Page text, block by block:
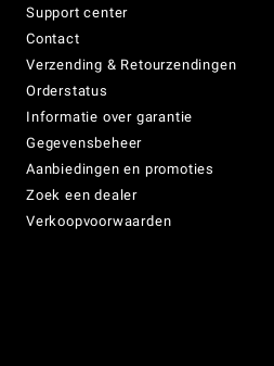
Support center
Contact
Verzending & Retourzendingen
Orderstatus
Informatie over garantie
Gegevensbeheer
Aanbiedingen en promoties
Zoek een dealer
Verkoopvoorwaarden